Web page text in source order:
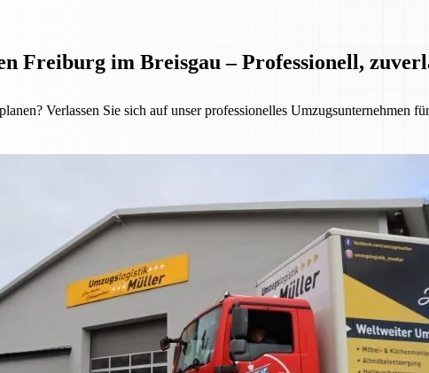
Freiburg im Breisgau – Professionell,
Verlassen Sie sich auf unser professionelles